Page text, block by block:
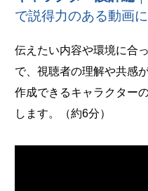
で説得力のある動画に
伝えたい内容や環境に合
で、視聴者の理解や共感
作成できるキャラクター
します。（約6分）